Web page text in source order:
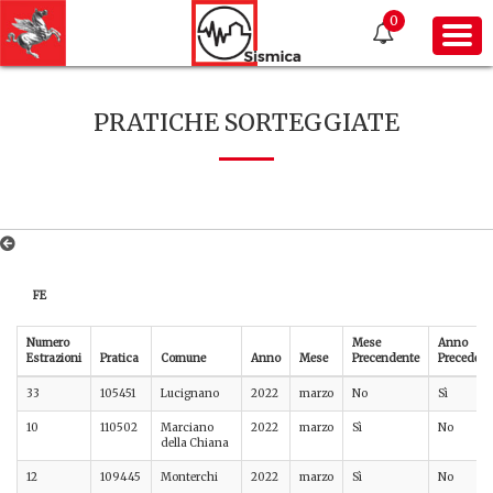
0
PRATICHE SORTEGGIATE
FE
Numero
Estrazioni
Pratica Comune Anno Mese
Mese
Precendente
Anno
33 105451 Lucignano 2022 marzo No Sì
10 110502
Marciano
della Chiana
2022 marzo Sì No
12 109445 Monterchi 2022 marzo Sì No